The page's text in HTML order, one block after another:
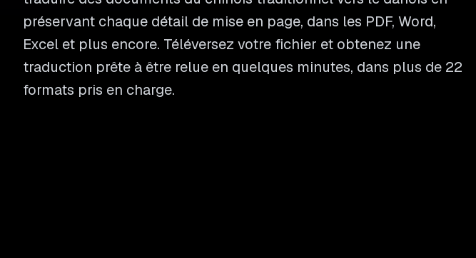
préservant chaque détail de mise en page, dans les PDF, Word,
Excel et plus encore. Téléversez votre fichier et obtenez une
traduction prête à être relue en quelques minutes, dans plus de 22
formats pris en charge.